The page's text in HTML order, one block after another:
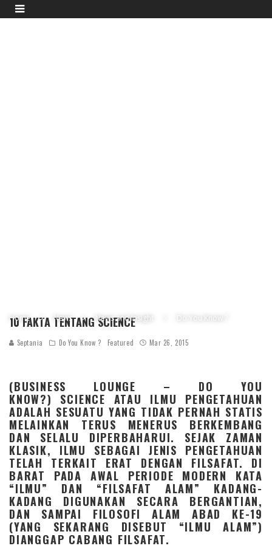
Home News News and Insight Do You Know ?
10 FAKTA TENTANG SCIENCE
Septania Do You Know ? Featured Mar 26, 2015
(BUSINESS LOUNGE – DO YOU
KNOW?) SCIENCE ATAU ILMU PENGETAHUAN
ADALAH SESUATU YANG TIDAK PERNAH STATIS
MELAINKAN TERUS MENERUS BERKEMBANG
DAN SELALU DIPERBAHARUI. SEJAK ZAMAN
KLASIK, ILMU SEBAGAI JENIS PENGETAHUAN
TELAH TERKAIT ERAT DENGAN FILSAFAT. DI
BARAT PADA AWAL PERIODE MODERN KATA
“ILMU” DAN “FILSAFAT ALAM” KADANG-
KADANG DIGUNAKAN SECARA BERGANTIAN,
DAN SAMPAI FILOSOFI ALAM ABAD KE-19
(YANG SEKARANG DISEBUT “ILMU ALAM”)
DIANGGAP CABANG FILSAFAT.